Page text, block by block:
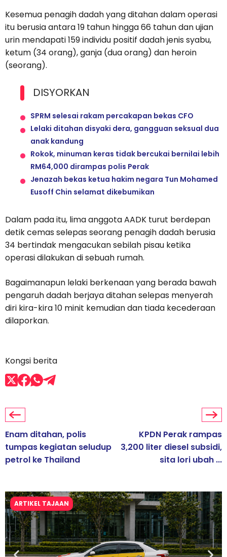
Kesemua penagih dadah yang ditahan dalam operasi
itu berusia antara 19 tahun hingga 66 tahun dan ujian
urin mendapati 159 individu positif dadah jenis syabu,
ketum (34 orang), ganja (dua orang) dan heroin
(seorang).
DISYORKAN
SPRM selesai rakam percakapan bekas CFO
Lelaki ditahan disyaki dera, gangguan seksual dua
anak kandung
Rokok, minuman keras tidak bercukai bernilai lebih
RM64,000 dirampas polis Perak
Jenazah bekas ketua hakim negara Tun Mohamed
Eusoff Chin selamat dikebumikan
Dalam pada itu, lima anggota AADK turut berdepan
detik cemas selepas seorang penagih dadah berusia
34 bertindak mengacukan sebilah pisau ketika
operasi dilakukan di sebuah rumah.
Bagaimanapun lelaki berkenaan yang berada bawah
pengaruh dadah berjaya ditahan selepas menyerah
diri kira-kira 10 minit kemudian dan tiada kecederaan
dilaporkan.
Kongsi berita
Enam ditahan, polis
tumpas kegiatan seludup
petrol ke Thailand
KPDN Perak rampas
3,200 liter diesel subsidi,
sita lori ubah ...
ARTIKEL TAJAAN